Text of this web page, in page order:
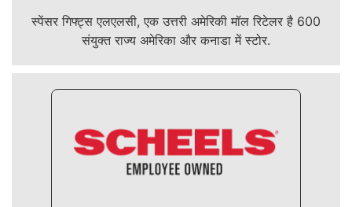
स्पेंसर गिफ्ट्स एलएलसी, एक उत्तरी अमेरिकी मॉल रिटेलर है 600
संयुक्त राज्य अमेरिका और कनाडा में स्टोर.